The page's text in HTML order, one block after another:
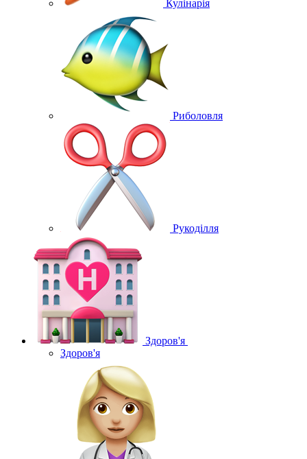
Кулінарія
Риболовля
Рукоділля
Здоров'я
Здоров'я